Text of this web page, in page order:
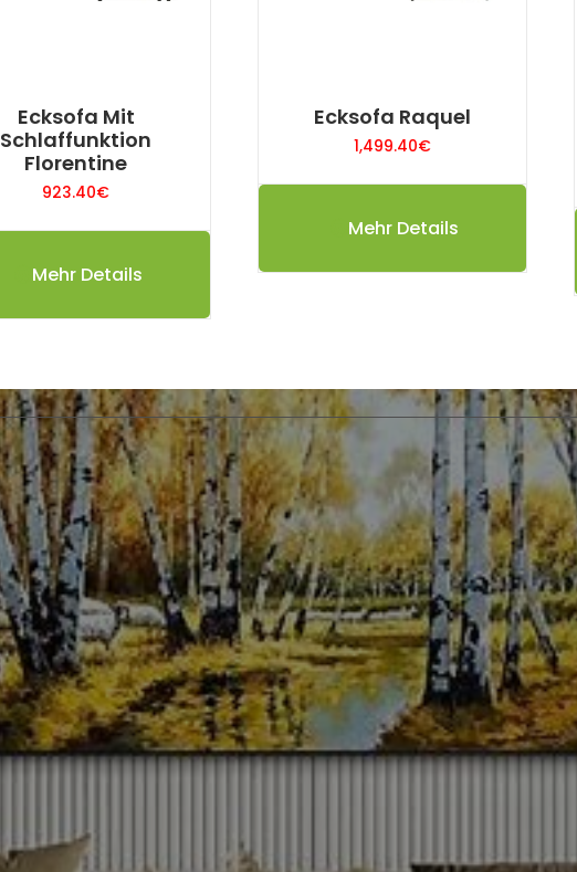
Ecksofa Mit
Schlaffunktion
Florentine
923.40€
Mehr Details
Ecksofa Raquel
1,499.40€
Mehr Details